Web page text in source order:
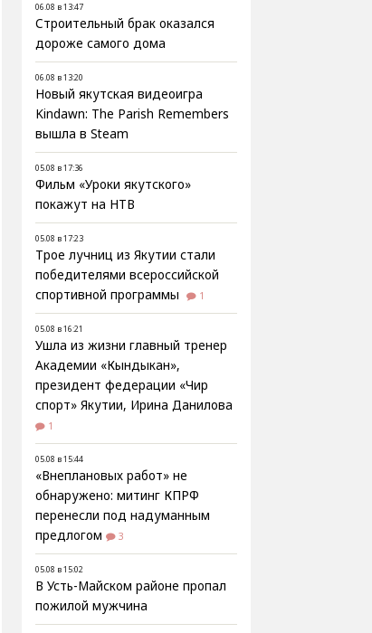
06.08 в 13:47
Строительный брак оказался
дороже самого дома
06.08 в 13:20
Новый якутская видеоигра
Kindawn: The Parish Remembers
вышла в Steam
05.08 в 17:36
Фильм «Уроки якутского»
покажут на НТВ
05.08 в 17:23
Трое лучниц из Якутии стали
победителями всероссийской
спортивной программы
1
05.08 в 16:21
Ушла из жизни главный тренер
Академии «Кындыкан»,
президент федерации «Чир
спорт» Якутии, Ирина Данилова
1
05.08 в 15:44
«Внеплановых работ» не
обнаружено: митинг КПРФ
перенесли под надуманным
предлогом
3
05.08 в 15:02
В Усть-Майском районе пропал
пожилой мужчина